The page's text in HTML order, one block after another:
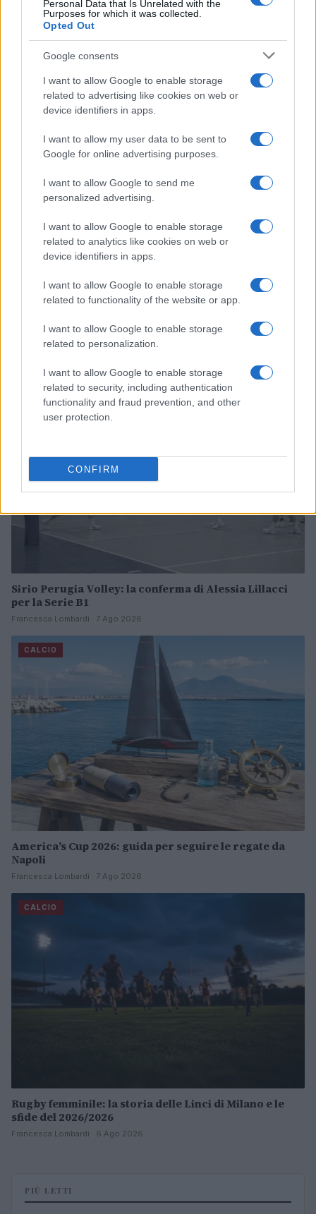
Personal Data that Is Unrelated with the
Purposes for which it was collected.
Opted Out
Google consents
I want to allow Google to enable storage
related to advertising like cookies on web or
device identifiers in apps.
I want to allow my user data to be sent to
Google for online advertising purposes.
I want to allow Google to send me
personalized advertising.
I want to allow Google to enable storage
related to analytics like cookies on web or
device identifiers in apps.
I want to allow Google to enable storage
related to functionality of the website or app.
I want to allow Google to enable storage
related to personalization.
I want to allow Google to enable storage
related to security, including authentication
functionality and fraud prevention, and other
user protection.
CONFIRM
Continua a leggere
CALCIO
Sirio Perugia Volley: la conferma di Alessia Lillacci
per la Serie B1
Francesca Lombardi · 7 Ago 2026
CALCIO
America’s Cup 2026: guida per seguire le regate da
Napoli
Francesca Lombardi · 7 Ago 2026
CALCIO
Rugby femminile: la storia delle Linci di Milano e le
sfide del 2026/2026
Francesca Lombardi · 6 Ago 2026
PIÙ LETTI